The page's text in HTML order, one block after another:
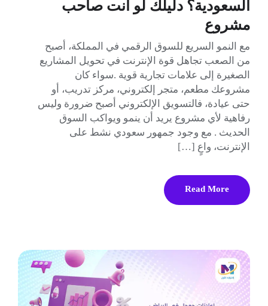
السعودية؟ دليلك لو أنت صاحب
مشروع
مع النمو السريع للسوق الرقمي في المملكة، أصبح
من الصعب تجاهل قوة الإنترنت في تحويل المشاريع
الصغيرة إلى علامات تجارية قوية .سواء كان
مشروعك مطعم، متجر إلكتروني، مركز تدريب، أو
حتى عيادة، فالتسويق الإلكتروني أصبح ضرورة وليس
رفاهية لأي مشروع يريد أن ينمو ويواكب السوق
الحديث . مع وجود جمهور سعودي نشط على
الإنترنت، واعٍ […]
Read More